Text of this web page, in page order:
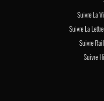
Suivre La
Suivre La
Suivre
Suivre